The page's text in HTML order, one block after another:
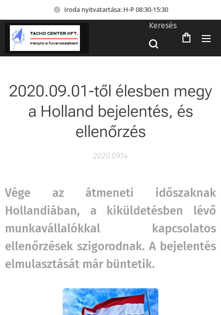
Iroda nyitvatartása: H-P 08:30-15:30
Keresés
2020.09.01-től élesben megy
a Holland bejelentés, és
ellenőrzés
2020.09.14
Vége az átmeneti időszaknak
Hollandiában, a kiküldetésben lévő
munkavállalókkal kapcsolatos
ellenőrzések szigorodnak. A bejelentés
elmulasztását már büntetik.